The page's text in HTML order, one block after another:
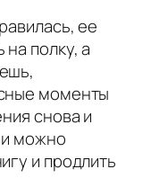
ее
полку, а
моменты
снова и
можно
и продлить